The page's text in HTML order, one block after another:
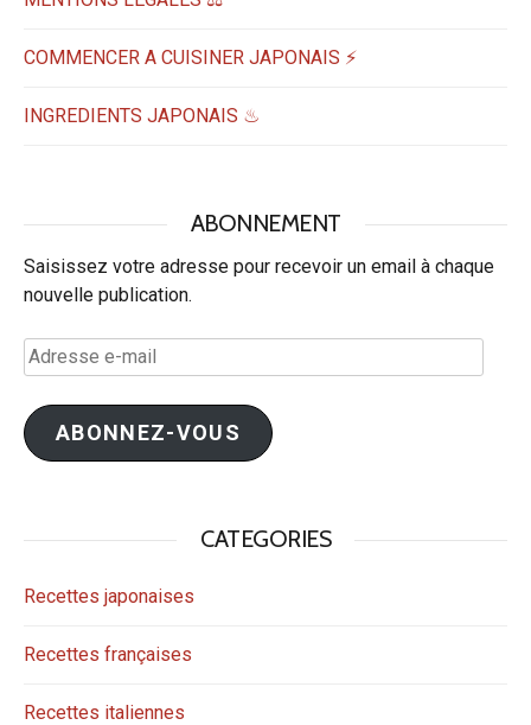
COMMENCER A CUISINER JAPONAIS ⚡
INGREDIENTS JAPONAIS ♨
ABONNEMENT
Saisissez votre adresse pour recevoir un email à chaque
nouvelle publication.
Adresse
e-
mail
ABONNEZ-VOUS
CATEGORIES
Recettes japonaises
Recettes françaises
Recettes italiennes